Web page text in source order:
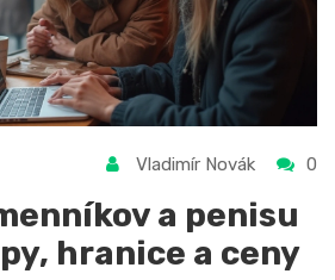
Vladimír Novák 0
a penisu
hranice a ceny